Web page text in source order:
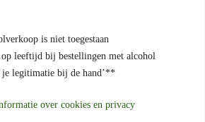
is niet toegestaan
leeftijd bij bestellingen met alcohol
legitimatie bij de hand’**
over cookies en privacy
dranken voert de bezorger
Algemene voorwaarden
Betaling en levering